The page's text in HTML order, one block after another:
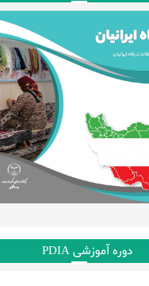
دوره آموزشی PDIA